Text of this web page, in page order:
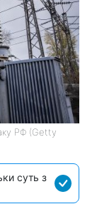
РФ (Getty
суть з